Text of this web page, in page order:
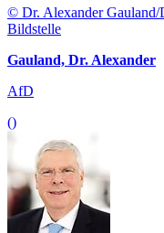
© Dr. Alexander Gauland/
Bildstelle
Gauland, Dr. Alexander
AfD
()